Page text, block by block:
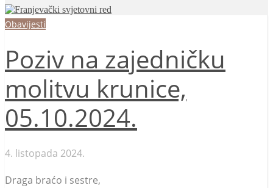
Obavijesti
Poziv na zajedničku
molitvu krunice,
05.10.2024.
4. listopada 2024.
Draga braćo i sestre,